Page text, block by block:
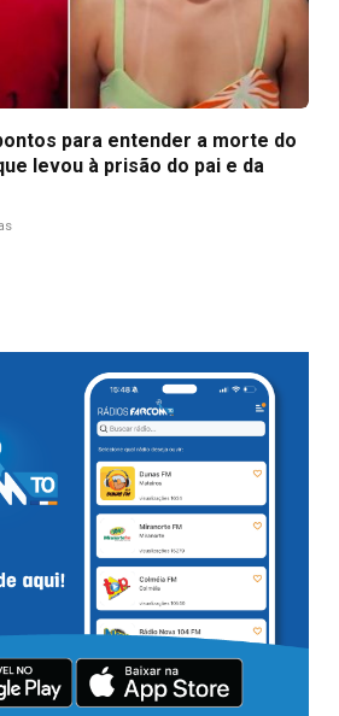
para entender a morte do
levou à prisão do pai e da